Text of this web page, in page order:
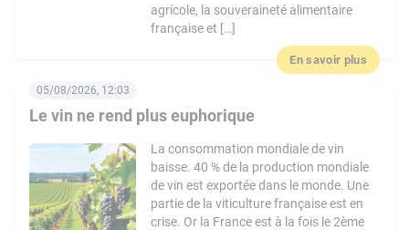
agricole, la souveraineté alimentaire
française et […]
En savoir plus
Le vin ne rend plus euphorique
05/08/2026, 12:03
La consommation mondiale de vin
baisse. 40 % de la production mondiale
de vin est exportée dans le monde. Une
partie de la viticulture française est en
crise. Or la France est à la fois le 2ème